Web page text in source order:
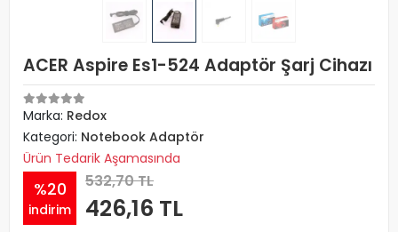
ACER Aspire Es1-524 Adaptör Şarj Cihazı
Marka: Redox
Kategori: Notebook Adaptör
Ürün Tedarik Aşamasında
%20
indirim
532,70 TL
426,16 TL